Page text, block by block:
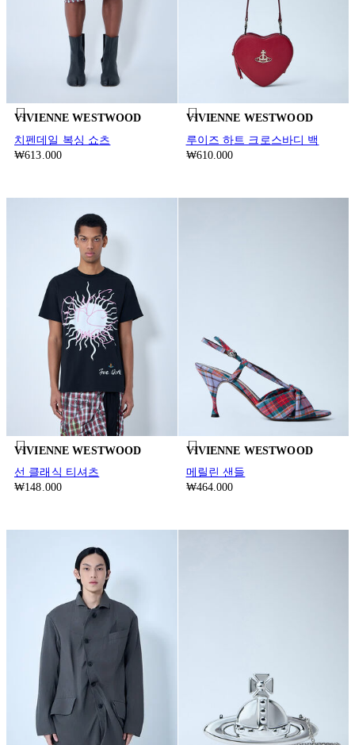
VIVIENNE WESTWOOD
치펜데일 복싱 쇼츠
₩613.000
VIVIENNE WESTWOOD
루이즈 하트 크로스바디 백
₩610.000
VIVIENNE WESTWOOD
선 클래식 티셔츠
₩148.000
VIVIENNE WESTWOOD
메릴린 샌들
₩464.000